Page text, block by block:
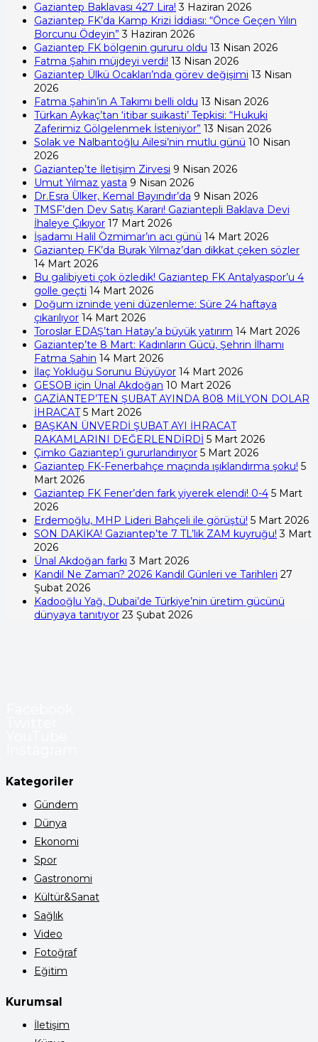
Gaziantep Baklavası 427 Lira! 3 Haziran 2026
Gaziantep FK’da Kamp Krizi İddiası: “Önce Geçen Yılın
Borcunu Ödeyin” 3 Haziran 2026
Gaziantep FK bölgenin gururu oldu 13 Nisan 2026
Fatma Şahin müjdeyi verdi! 13 Nisan 2026
Gaziantep Ülkü Ocakları’nda görev değişimi 13 Nisan
2026
Fatma Şahin’in A Takımı belli oldu 13 Nisan 2026
Türkan Aykaç’tan ‘itibar suikasti’ Tepkisi: “Hukuki
Zaferimiz Gölgelenmek İsteniyor” 13 Nisan 2026
Solak ve Nalbantoğlu Ailesi’nin mutlu günü 10 Nisan
2026
Gaziantep’te İletişim Zirvesi 9 Nisan 2026
Umut Yılmaz yasta 9 Nisan 2026
Dr.Esra Ülker, Kemal Bayındır’da 9 Nisan 2026
TMSF’den Dev Satış Kararı! Gaziantepli Baklava Devi
İhaleye Çıkıyor 17 Mart 2026
İşadamı Halil Özmimar’ın acı günü 14 Mart 2026
Gaziantep FK’da Burak Yılmaz’dan dikkat çeken sözler
14 Mart 2026
Bu galibiyeti çok özledik! Gaziantep FK Antalyaspor’u 4
golle geçti 14 Mart 2026
Doğum izninde yeni düzenleme: Süre 24 haftaya
çıkarılıyor 14 Mart 2026
Toroslar EDAŞ’tan Hatay’a büyük yatırım 14 Mart 2026
Gaziantep’te 8 Mart: Kadınların Gücü, Şehrin İlhamı
Fatma Şahin 14 Mart 2026
İlaç Yokluğu Sorunu Büyüyor 14 Mart 2026
GESOB için Ünal Akdoğan 10 Mart 2026
GAZİANTEP’TEN ŞUBAT AYINDA 808 MİLYON DOLAR
İHRACAT 5 Mart 2026
BAŞKAN ÜNVERDİ ŞUBAT AYI İHRACAT
RAKAMLARINI DEĞERLENDİRDİ 5 Mart 2026
Çimko Gaziantep’i gururlandırıyor 5 Mart 2026
Gaziantep FK-Fenerbahçe maçında ışıklandırma şoku! 5
Mart 2026
Gaziantep FK Fener’den fark yiyerek elendi! 0-4 5 Mart
2026
Erdemoğlu, MHP Lideri Bahçeli ile görüştü! 5 Mart 2026
SON DAKİKA! Gaziantep’te 7 TL’lik ZAM kuyruğu! 3 Mart
2026
Ünal Akdoğan farkı 3 Mart 2026
Kandil Ne Zaman? 2026 Kandil Günleri ve Tarihleri 27
Şubat 2026
Kadooğlu Yağ, Dubai’de Türkiye’nin üretim gücünü
dünyaya tanıtıyor 23 Şubat 2026
Kategoriler
Gündem
Dünya
Ekonomi
Spor
Gastronomi
Kültür&Sanat
Sağlık
Video
Fotoğraf
Eğitim
Kurumsal
İletişim